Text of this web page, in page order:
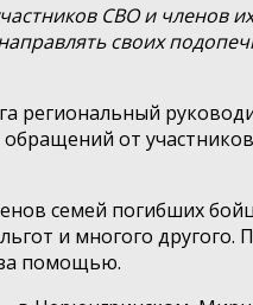
СВО и членов
своих
региональный
от
семей погибших
и многого другого.
помощью.